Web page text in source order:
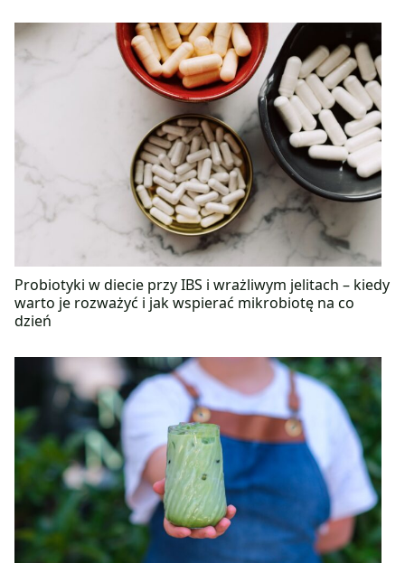
Probiotyki w diecie przy IBS i wrażliwym jelitach – kiedy
warto je rozważyć i jak wspierać mikrobiotę na co
dzień